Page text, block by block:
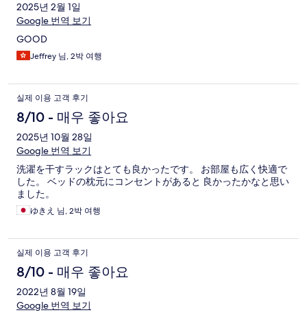
2025년 2월 1일
Google 번역 보기
GOOD
Jeffrey 님, 2박 여행
실제 이용 고객 후기
8/10 - 매우 좋아요
2025년 10월 28일
Google 번역 보기
洗濯を干すラックはとても良かったです。 お部屋も広く快適で
した。 ベッドの枕元にコンセントがあると 良かったかなと思い
ました。
ゆきえ 님, 2박 여행
실제 이용 고객 후기
8/10 - 매우 좋아요
2022년 8월 19일
Google 번역 보기